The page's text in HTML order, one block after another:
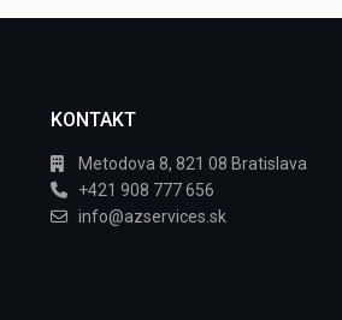
KONTAKT
Metodova 8, 821 08 Bratislava
+421 908 777 656
info@azservices.sk